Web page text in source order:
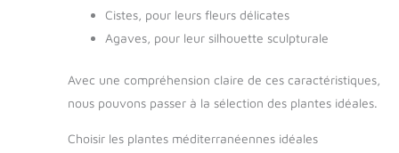
Cistes, pour leurs fleurs délicates
Agaves, pour leur silhouette sculpturale
Avec une compréhension claire de ces caractéristiques,
nous pouvons passer à la sélection des plantes idéales.
Choisir les plantes méditerranéennes idéales